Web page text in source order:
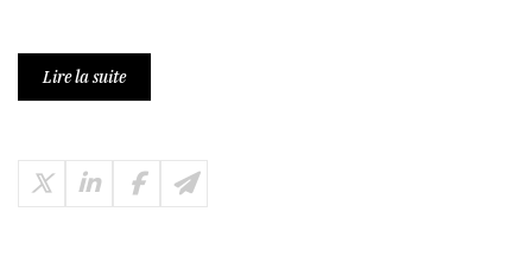
Lire la suite